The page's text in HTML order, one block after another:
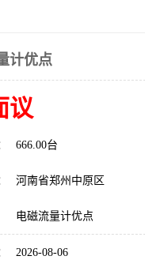
计优点
议
666.00台
河南省郑州中原区
电磁流量计优点
2026-08-06